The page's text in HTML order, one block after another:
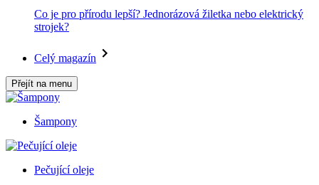
Co je pro přírodu lepší? Jednorázová žiletka nebo elektrický
strojek?
Celý magazín
Přejít na menu
Šampony
Pečující oleje